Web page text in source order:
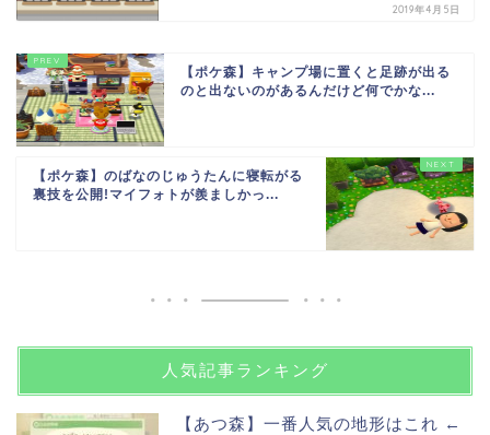
2019年4月5日
【ポケ森】キャンプ場に置くと足跡が出る
のと出ないのがあるんだけど何でかな...
【ポケ森】のばなのじゅうたんに寝転がる
裏技を公開!マイフォトが羨ましかっ...
人気記事ランキング
【あつ森】一番人気の地形はこれ ←